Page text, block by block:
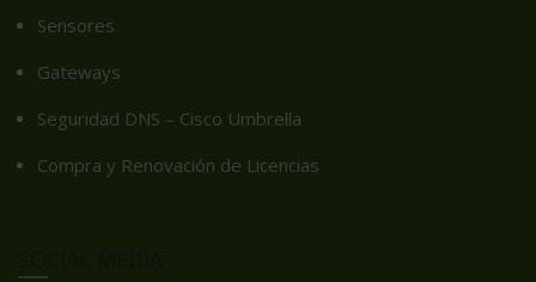
Sensores
Gateways
Seguridad DNS – Cisco Umbrella
Compra y Renovación de Licencias